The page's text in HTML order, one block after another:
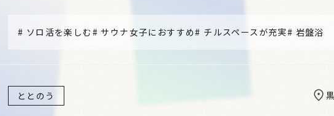
# ソロ活を楽しむ# サウナ女子におすすめ# チルスペースが充実# 岩盤浴
ととのう